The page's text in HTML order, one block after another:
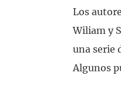
Los
Wiliam y
una serie
Algunos